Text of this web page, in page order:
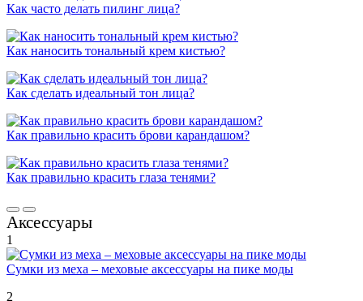
Как часто делать пилинг лица?
Как наносить тональный крем кистью?
Как сделать идеальный тон лица?
Как правильно красить брови карандашом?
Как правильно красить глаза тенями?
Аксессуары
1
Сумки из меха – меховые аксессуары на пике моды
2